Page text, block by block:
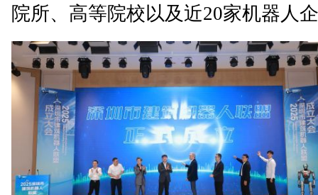
院所、高等院校以及近20家机器人